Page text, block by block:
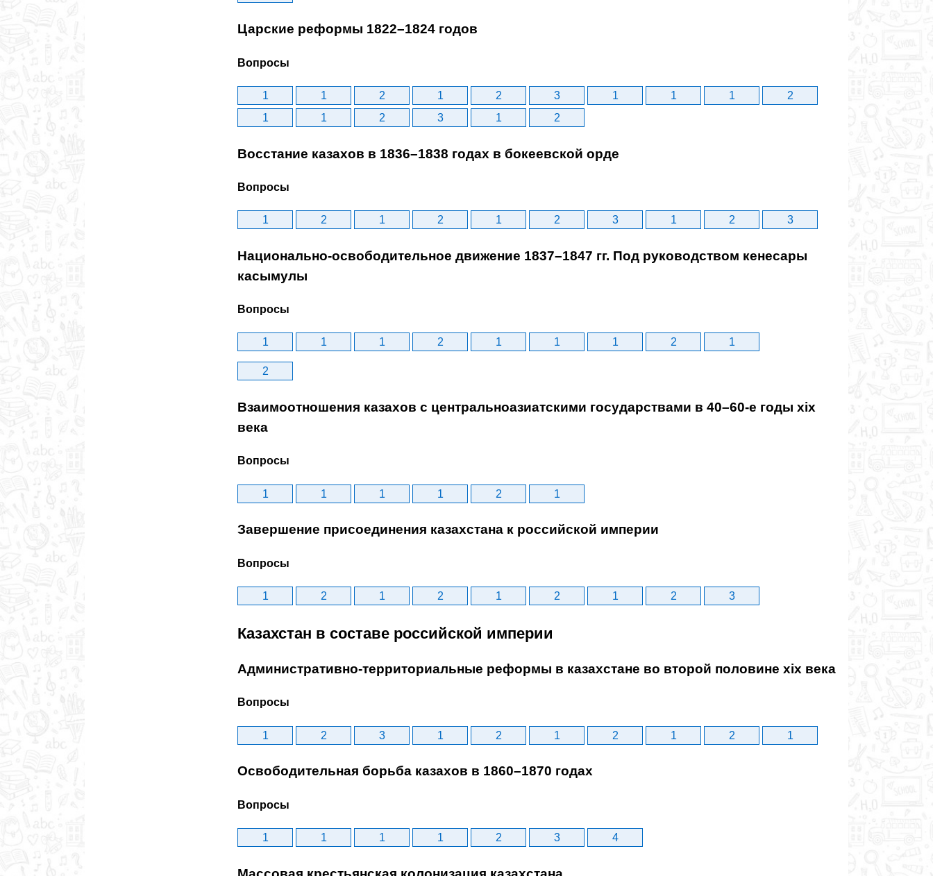
Царские реформы 1822–1824 годов
Вопросы
1 1 2 1 2 3 1 1 1
2
1
1 2 3 1 2
Восстание казахов в 1836–1838 годах в бокеевской орде
Вопросы
1 2 1 2 1 2 3 1 2 3
Национально-освободительное движение 1837–1847 гг. Под руководством кенесары
касымулы
Вопросы
1 1 1 2 1 1 1 2 1
2
Взаимоотношения казахов с центральноазиатскими государствами в 40–60-е годы xix
века
Вопросы
1 1 1 1 2 1
Завершение присоединения казахстана к российской империи
Вопросы
1 2 1 2 1 2 1 2 3
Казахстан в составе российской империи
Административно-территориальные реформы в казахстане во второй половине xix века
Вопросы
1 2 3 1 2 1 2 1 2 1
Освободительная борьба казахов в 1860–1870 годах
Вопросы
1 1 1 1 2 3 4